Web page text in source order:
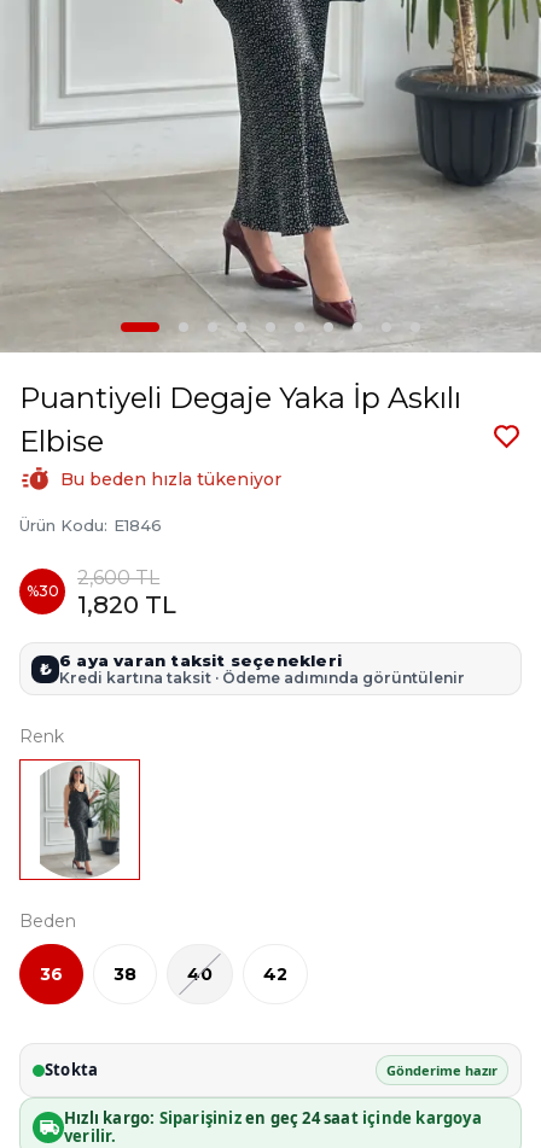
Puantiyeli Degaje Yaka İp Askılı
Elbise
Bu beden hızla tükeniyor
Ürün Kodu: E1846
%30
2,600 TL
1,820 TL
₺ 6 aya varan taksit seçenekleri
Kredi kartına taksit · Ödeme adımında görüntülenir
Renk
Beden
36 38 40 42
Stokta Gönderime hazır
Hızlı kargo: Siparişinizen geç 24 saatiçinde kargoya
verilir.